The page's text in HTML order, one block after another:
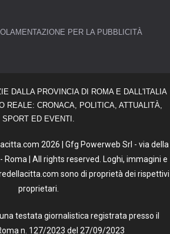
PER LA PUBBLICITÀ
DALLA PROVINCIA DI ROMA E DALL'ITALIA
REALE: CRONACA, POLITICA, ATTUALITÀ,
SPORT ED EVENTI.
2026 | Gfg Powerweb Srl - via della
Roma | All rights reserved. Loghi, immagini e
sono di proprietà dei rispettivi
proprietari.
una testata giornalistica registrata presso il
n. 127/2023 del 27/09/2023